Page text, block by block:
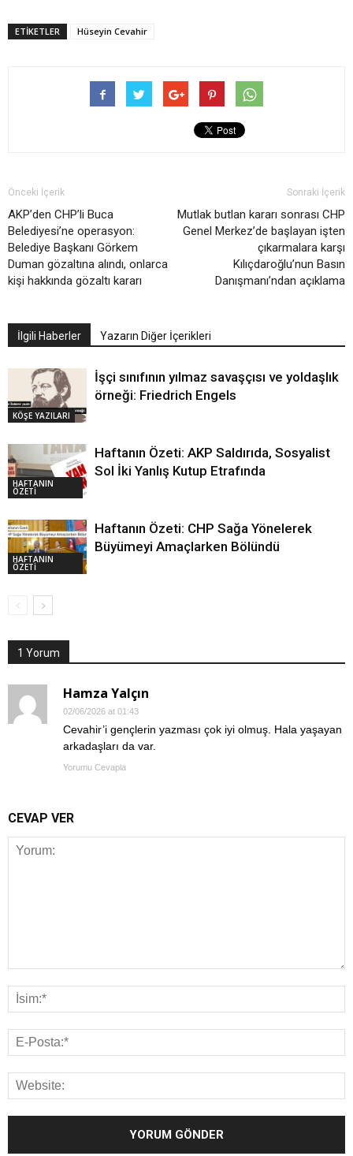
ETIKETLER Hüseyin Cevahir
Önceki İçerik
AKP’den CHP’li Buca
Belediyesi’ne operasyon:
Belediye Başkanı Görkem
Duman gözaltına alındı, onlarca
kişi hakkında gözaltı kararı
Sonraki İçerik
Mutlak butlan kararı sonrası CHP
Genel Merkez’de başlayan işten
çıkarmalara karşı
Kılıçdaroğlu’nun Basın
Danışmanı’ndan açıklama
İlgili Haberler Yazarın Diğer İçerikleri
KÖŞE YAZILARI
İşçi sınıfının yılmaz savaşçısı ve yoldaşlık
örneği: Friedrich Engels
HAFTANIN
ÖZETİ
Haftanın Özeti: AKP Saldırıda, Sosyalist
Sol İki Yanlış Kutup Etrafında
HAFTANIN
ÖZETİ
Haftanın Özeti: CHP Sağa Yönelerek
Büyümeyi Amaçlarken Bölündü
1 Yorum
Hamza Yalçın
02/06/2026 at 01:43
Cevahir’i gençlerin yazması çok iyi olmuş. Hala yaşayan
arkadaşları da var.
Yorumu Cevapla
CEVAP VER